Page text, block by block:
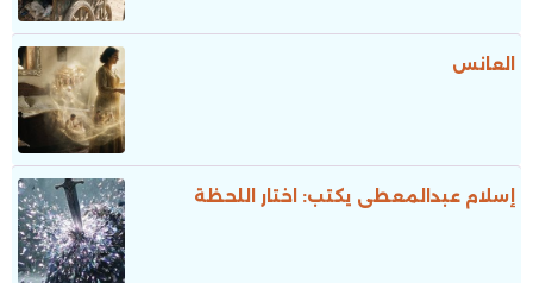
العانس
إسلام عبدالمعطى يكتب: اختار اللحظة